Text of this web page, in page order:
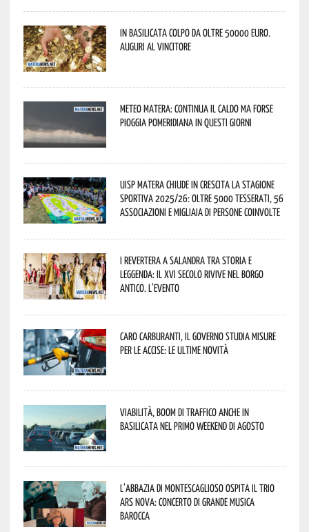
In Basilicata colpo da oltre 50000 euro.
Auguri al vincitore
Meteo Matera: continua il caldo ma forse
pioggia pomeridiana in questi giorni
Uisp Matera chiude in crescita la stagione
sportiva 2025/26: oltre 5000 tesserati, 56
associazioni e migliaia di persone coinvolte
I Revertera a Salandra tra storia e
leggenda: il XVI secolo rivive nel borgo
antico. L’evento
Caro carburanti, il governo studia misure
per le accise: le ultime novità
Viabilità, boom di traffico anche in
Basilicata nel primo weekend di agosto
L’abbazia di Montescaglioso ospita il Trio
Ars Nova: concerto di grande musica
barocca